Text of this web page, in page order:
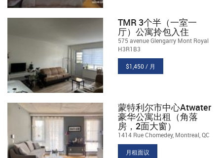
TMR 3个半（一室一
厅）公寓拎包入住
575 avenue Glengarry Mont Royal
H3R1B3
$1,450 / 月
蒙特利尔市中心Atwater
豪华公寓出租（角落
房，2面大窗）
1414 Rue Chomedey, Montreal, QC
月租面议